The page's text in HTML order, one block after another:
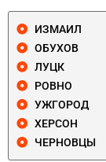
ИЗМАИЛ
ОБУХОВ
ЛУЦК
РОВНО
УЖГОРОД
ХЕРСОН
ЧЕРНОВЦЫ